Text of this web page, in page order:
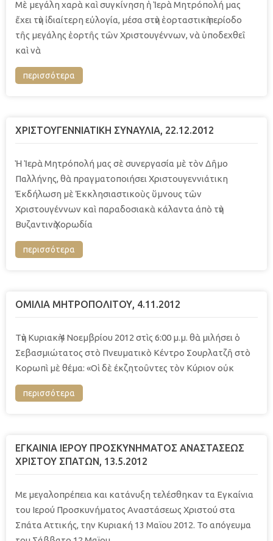
Μὲ μεγάλη χαρὰ καὶ συγκίνηση ἡ Ἱερὰ Μητρόπολή μας
ἔχει τὴν ἰδιαίτερη εὐλογία, μέσα στὴν ἑορταστικὴ περίοδο
τῆς μεγάλης ἑορτῆς τῶν Χριστουγέννων, νὰ ὑποδεχθεῖ
καὶ νὰ
περισσότερα
ΧΡΙΣΤΟΥΓΕΝΝΙΑΤΙΚΗ ΣΥΝΑΥΛΙΑ, 22.12.2012
Ἡ Ἱερὰ Μητρόπολή μας σὲ συνεργασία μὲ τὸν Δῆμο
Παλλήνης, θὰ πραγματοποιήσει Χριστουγεννιάτικη
Ἐκδήλωση μὲ Ἐκκλησιαστικοὺς ὕμνους τῶν
Χριστουγέννων καὶ παραδοσιακὰ κάλαντα ἀπὸ τὴν
Βυζαντινὴ Χορωδία
περισσότερα
ΟΜΙΛΙΑ ΜΗΤΡΟΠΟΛΙΤΟΥ, 4.11.2012
Τὴν Κυριακὴ 4 Νοεμβρίου 2012 στὶς 6:00 μ.μ. θὰ μιλήσει ὁ
Σεβασμιώτατος στὸ Πνευματικὸ Κέντρο Σουρλατζῆ στὸ
Κορωπὶ μὲ θέμα: «Οἱ δὲ έκζητοῦντες τὸν Κύριον οὐκ
περισσότερα
ΕΓΚΑΙΝΙΑ ΙΕΡΟΥ ΠΡΟΣΚΥΝΗΜΑΤΟΣ ΑΝΑΣΤΑΣΕΩΣ
ΧΡΙΣΤΟΥ ΣΠΑΤΩΝ, 13.5.2012
Με μεγαλοπρέπεια και κατάνυξη τελέσθηκαν τα Εγκαίνια
του Ιερού Προσκυνήματος Αναστάσεως Χριστού στα
Σπάτα Αττικής, την Κυριακή 13 Μαϊου 2012. Το απόγευμα